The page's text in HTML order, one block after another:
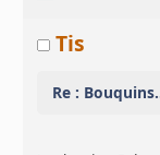
Tis
Re :